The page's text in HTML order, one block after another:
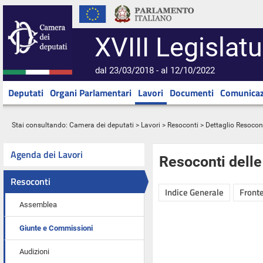
XVIII
dal 23/03/2018 - al 12/10/2022
Deputati Organi Parlamentari Lavori Documenti
Stai consultando: Camera dei deputati > Lavori > Resoconti > Dettaglio
Agenda dei Lavori
Resoconti
Assemblea
Giunte e Commissioni
Audizioni
Resoconti
Indice Generale